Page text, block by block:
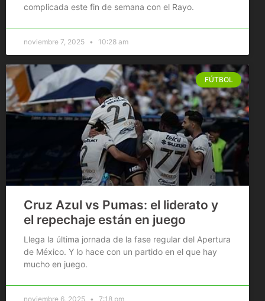
complicada este fin de semana con el Rayo.
noviembre 7, 2025 10:28 am
FÚTBOL
Cruz Azul vs Pumas: el liderato y
el repechaje están en juego
Llega la última jornada de la fase regular del Apertura
de México. Y lo hace con un partido en el que hay
mucho en juego.
noviembre 6, 2025 7:18 pm